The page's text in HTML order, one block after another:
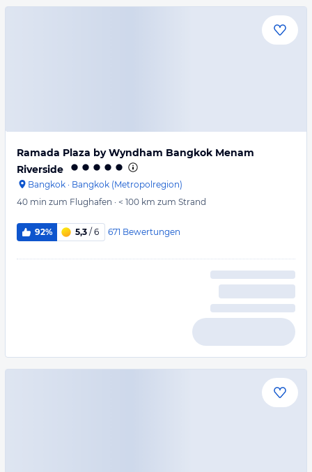
Ramada Plaza by Wyndham Bangkok Menam
Riverside
Bangkok · Bangkok (Metropolregion)
40 min zum Flughafen · < 100 km zum Strand
92% 5,3 / 6 671 Bewertungen